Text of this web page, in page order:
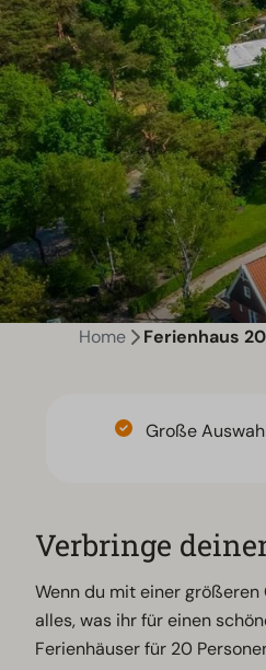
Home Ferienhaus
Große
Verbringe
Wenn du mit einer
alles, was ihr für einen
Ferienhäuser für 20